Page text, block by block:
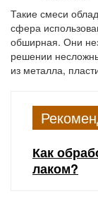
Такие смеси
сфера
обширная. Они
решении
из металла,
Как
лаком?